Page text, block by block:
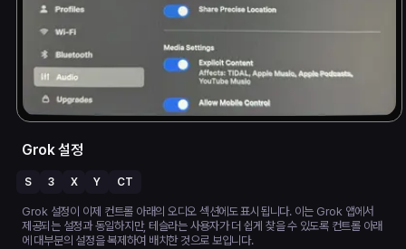
Grok 설정
S 3 X Y CT
Grok 설정이 이제 컨트롤 아래의 오디오 섹션에도 표시됩니다. 이는 Grok 앱에서
제공되는 설정과 동일하지만, 테슬라는 사용자가 더 쉽게 찾을 수 있도록 컨트롤 아래
에 대부분의 설정을 복제하여 배치한 것으로 보입니다.